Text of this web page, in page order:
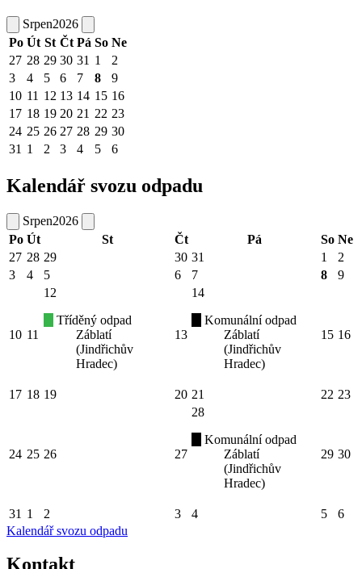
Srpen2026
Po Út St Čt Pá So Ne
27 28 29 30 31 1
2
3
4 5 6 7 8
9
10 11 12 13 14 15 16
17 18 19 20 21 22 23
24 25 26 27 28 29 30
31 1 2 3 4 5 6
Kalendář svozu odpadu
Srpen2026
Po Út St Čt Pá So Ne
27 28 29 30 31 1
2
3
4 5 6 7 8 9
10 11
12
Tříděný odpad
Záblatí
(Jindřichův
Hradec)
13
14
Komunální odpad
Záblatí
(Jindřichův
Hradec)
15 16
17 18 19 20 21 22 23
24 25 26 27
28
Komunální odpad
Záblatí
(Jindřichův
Hradec)
29 30
31 1 2 3 4 5
6
Kalendář svozu odpadu
Kontakt